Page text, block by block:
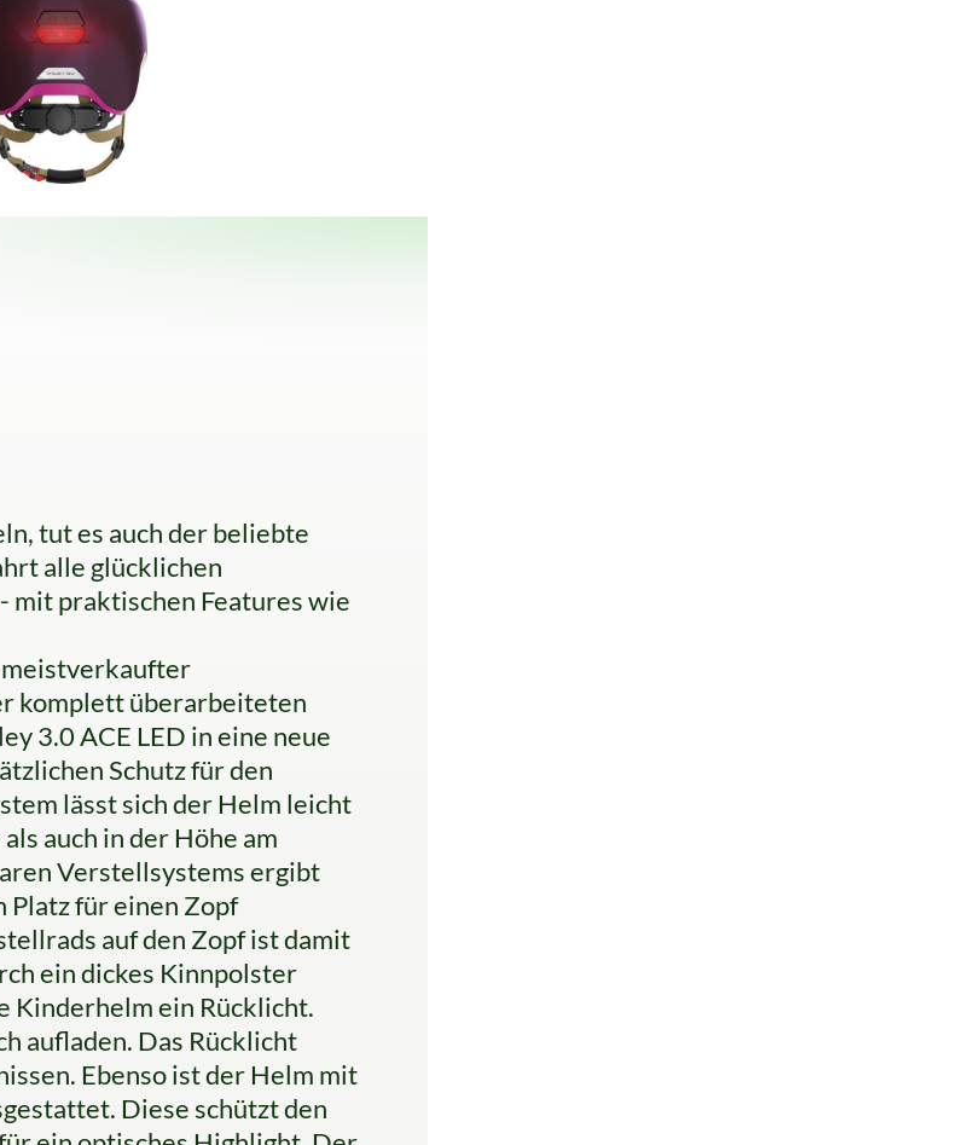
tut es auch der beliebte
alle glücklichen
mit praktischen Features wie
meistverkaufter
komplett überarbeiteten
3.0 ACE LED in eine neue
Schutz für den
lässt sich der Helm leicht
auch in der Höhe am
Verstellsystems ergibt
Platz für einen Zopf
auf den Zopf ist damit
ein dickes Kinnpolster
Kinderhelm ein Rücklicht.
aufladen. Das Rücklicht
Ebenso ist der Helm mit
Diese schützt den